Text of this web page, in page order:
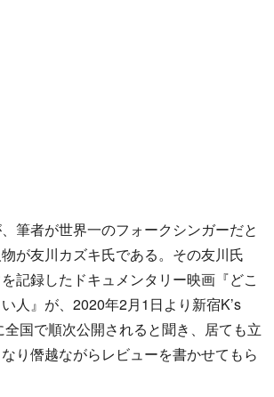
筆者が世界一のフォークシンガーだと
が友川カズキ氏である。その友川氏
記録したドキュメンタリー映画『どこ
人』が、2020年2月1日より新宿K’s
国で順次公開されると聞き、居ても立
り僭越ながらレビューを書かせてもら